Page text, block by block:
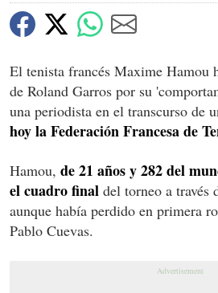
seconds
El tenista francés Maxime Hamou
de Roland Garros por su
una periodista en el transcurso de
hoy la Federación Francesa de
Hamou, de 21 años y 282 del
el cuadro final del torneo a través
aunque había perdido en primera
Pablo Cuevas.